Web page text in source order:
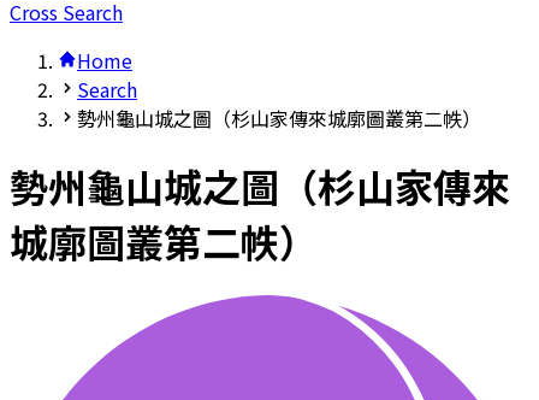
Cross Search
Home
Search
勢州龜山城之圖（杉山家傳來城廓圖叢第二帙）
勢州龜山城之圖（杉山家傳來
城廓圖叢第二帙）